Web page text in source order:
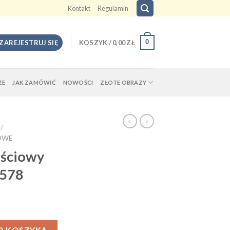
Kontakt Regulamin
SIĘ KOSZYK /0,00ZŁ 0
JAK ZAMÓWIĆ NOWOŚCI ZŁOTE OBRAZY
/